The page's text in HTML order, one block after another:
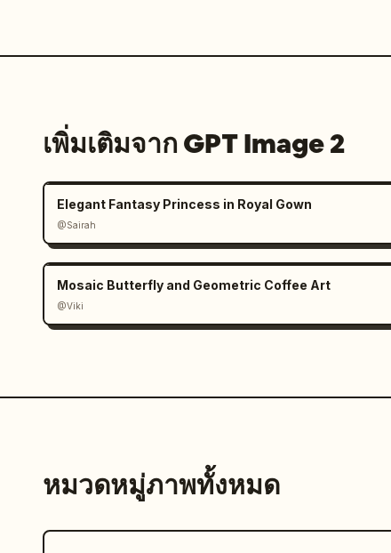
เพิ่มเติมจาก GPT Image 2
Elegant Fantasy Princess in Royal Gown
@Sairah
Mosaic Butterfly and Geometric Coffee Art
@Viki
หมวดหมู่ภาพทั้งหมด